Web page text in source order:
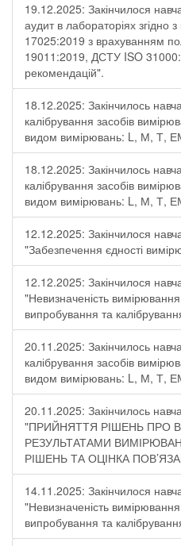
19.12.2025: Закінчилося
аудит в лабораторіях
17025:2019 з врахуванням
19011:2019, ДСТУ ISO
рекомендацій".
18.12.2025: Закінчилось
калібрування засобів
видом вимірювань: L, М, Т,
18.12.2025: Закінчилось
калібрування засобів
видом вимірювань: L, М, Т,
12.12.2025: Закінчилося
"Забезпечення єдності
12.12.2025: Закінчилося
"Невизначеність
випробування та
20.11.2025: Закінчилось
калібрування засобів
видом вимірювань: L, М, Т,
20.11.2025: Закінчилось
"ПРИЙНЯТТЯ РІШЕНЬ ПРО
РЕЗУЛЬТАТАМИ
РІШЕНЬ ТА ОЦІНКА
14.11.2025: Закінчилося
"Невизначеність
випробування та